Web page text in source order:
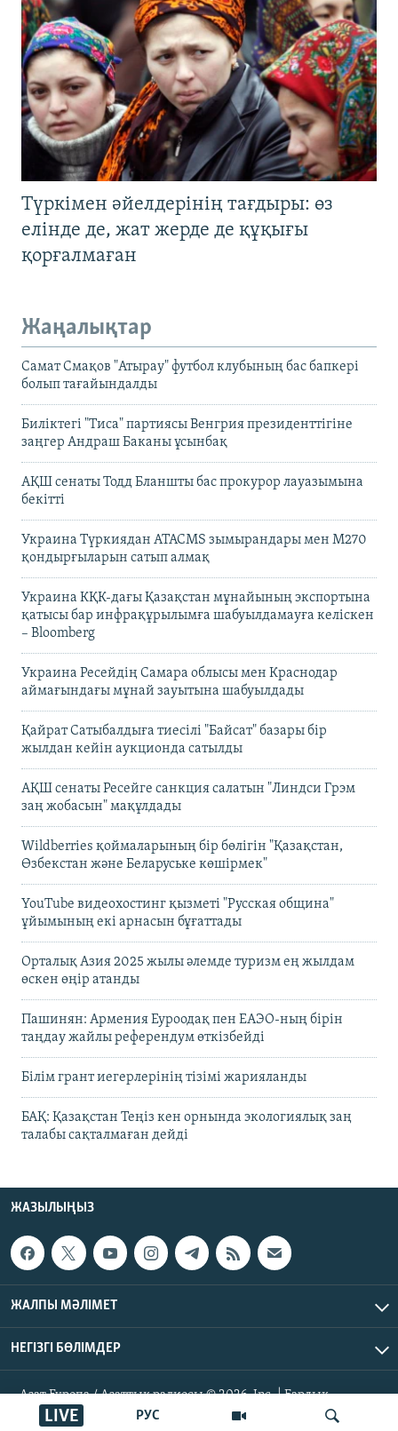
РУС
LIVE
Түркімен әйелдерінің тағдыры: өз
елінде де, жат жерде де құқығы
қорғалмаған
Жаңалықтар
Самат Смақов "Атырау" футбол клубының бас бапкері
болып тағайындалды
Биліктегі "Тиса" партиясы Венгрия президенттігіне
заңгер Андраш Баканы ұсынбақ
АҚШ сенаты Тодд Бланшты бас прокурор лауазымына
бекітті
Украина Түркиядан ATACMS зымырандары мен M270
қондырғыларын сатып алмақ
Украина КҚК-дағы Қазақстан мұнайының экспортына
қатысы бар инфрақұрылымға шабуылдамауға келіскен
– Bloomberg
Украина Ресейдің Самара облысы мен Краснодар
аймағындағы мұнай зауытына шабуылдады
Қайрат Сатыбалдыға тиесілі "Байсат" базары бір
жылдан кейін аукционда сатылды
АҚШ сенаты Ресейге санкция салатын "Линдси Грэм
заң жобасын" мақұлдады
Wildberries қоймаларының бір бөлігін "Қазақстан,
Өзбекстан және Беларуське көшірмек"
YouTube видеохостинг қызметі "Русская община"
ұйымының екі арнасын бұғаттады
Орталық Азия 2025 жылы әлемде туризм ең жылдам
өскен өңір атанды
Пашинян: Армения Еуроодақ пен ЕАЭО-ның бірін
таңдау жайлы референдум өткізбейді
Білім грант иегерлерінің тізімі жарияланды
БАҚ: Қазақстан Теңіз кен орнында экологиялық заң
талабы сақталмаған дейді
ЖАЗЫЛЫҢЫЗ
ЖАЛПЫ МӘЛІМЕТ
НЕГІЗГІ БӨЛІМДЕР
Азат Еуропа / Азаттық радиосы © 2026, Inc. | Барлық
құқықтары қорғалған